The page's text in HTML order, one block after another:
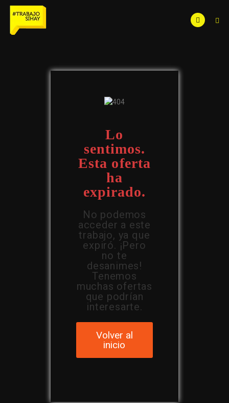
Lo
sentimos.
Esta oferta
ha
expirado.
No podemos
acceder a este
trabajo, ya que
expiró. ¡Pero
no te
desanimes!
Tenemos
muchas ofertas
que podrían
interesarte.
Volver al
inicio